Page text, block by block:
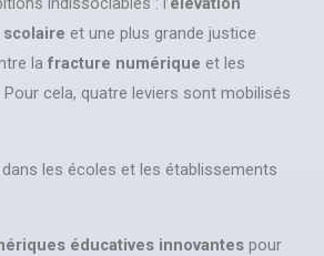
et une plus grande justice
la fracture numérique et les
Pour cela, quatre leviers sont mobilisés
dans les écoles et les établissements
éducatives innovantes pour